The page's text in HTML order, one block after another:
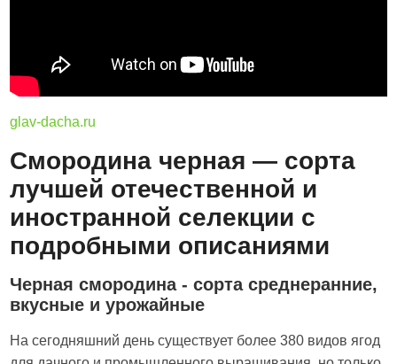
glav-dacha.ru
Смородина черная — сорта
лучшей отечественной и
иностранной селекции с
подробными описаниями
Черная смородина - сорта среднеранние,
вкусные и урожайные
На сегодняшний день существует более 380 видов ягод